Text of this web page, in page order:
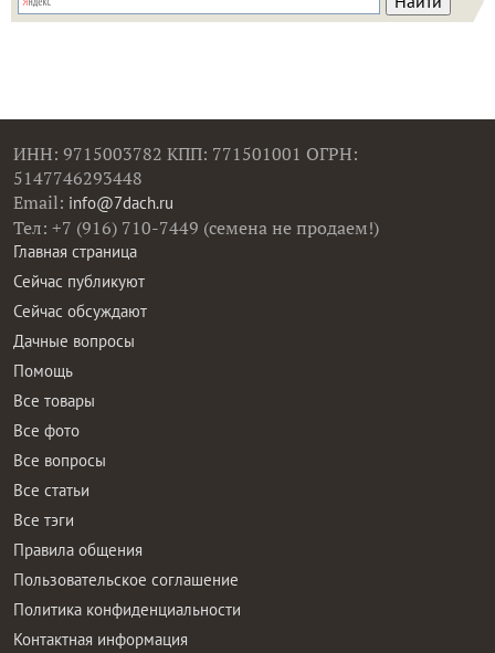
ИНН: 9715003782 КПП: 771501001 ОГРН:
5147746293448
Email: info@7dach.ru
Тел: +7 (916) 710-7449 (семена не продаем!)
Главная страница
Сейчас публикуют
Сейчас обсуждают
Дачные вопросы
Помощь
Все товары
Все фото
Все вопросы
Все статьи
Все тэги
Правила общения
Пользовательское соглашение
Политика конфиденциальности
Контактная информация